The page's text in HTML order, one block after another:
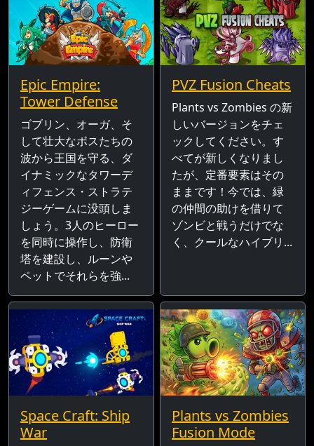
Epic Empire:
Tower Defense
ゴブリン、オーガ、そ
して壮大なボスたちの
波から王国を守る、ダ
イナミックなタワーデ
ィフェンス・ストラテ
ジーゲームに没頭しま
しょう。3人のヒーロー
を同時に操作し、防衛
塔を建設し、ルーンや
ペットでそれらを強...
PVZ Fusion Cheats
Plants vs Zombies の新
しいバージョンをチェ
ックしてください。す
べてが新しくなりまし
たが、定番要素はその
ままです！今では、緑
の仲間の助けを借りて
ゾンビと戦うだけでな
く、クールなハイブリ...
Space Craft: Ship
War
Plants vs Zombies
Fusion Mode